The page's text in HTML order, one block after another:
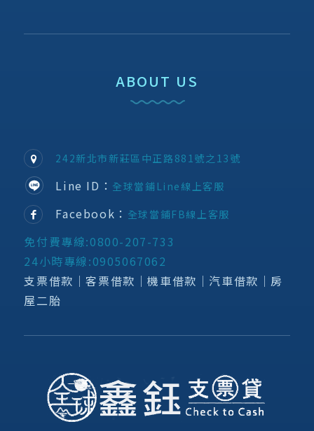
ABOUT US
242新北市新莊區中正路881號之13號
Line ID： 全球當鋪Line線上客服
Facebook： 全球當鋪FB線上客服
免付費專線:0800-207-733
24小時專線:0905067062
支票借款│客票借款│機車借款│汽車借款│房
屋二胎